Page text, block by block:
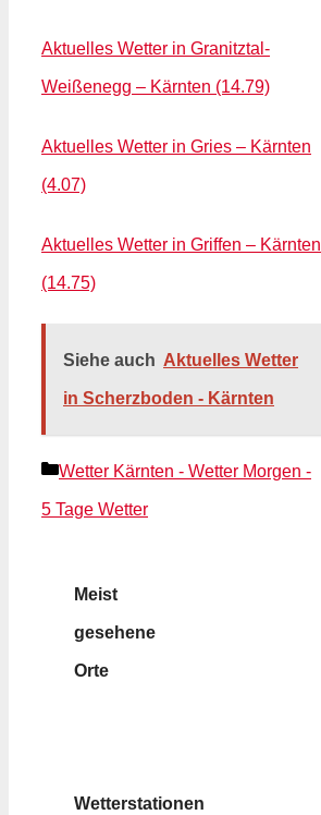
Aktuelles Wetter in Granitztal-
Weißenegg – Kärnten (14.79)
Aktuelles Wetter in Gries – Kärnten
(4.07)
Aktuelles Wetter in Griffen – Kärnten
(14.75)
Siehe auch Aktuelles Wetter
in Scherzboden - Kärnten
Kategorien
Wetter Kärnten - Wetter Morgen -
5 Tage Wetter
Meist
gesehene
Orte
Wetterstationen